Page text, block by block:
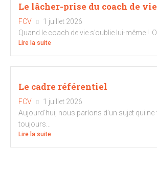
Le lâcher-prise du coach de vie
FCV
1 juillet 2026
Quand le coach de vie s’oublie lui-même !
Lire la suite
Le cadre référentiel
FCV
1 juillet 2026
Aujourd’hui, nous parlons d’un sujet qui ne
toujours...
Lire la suite